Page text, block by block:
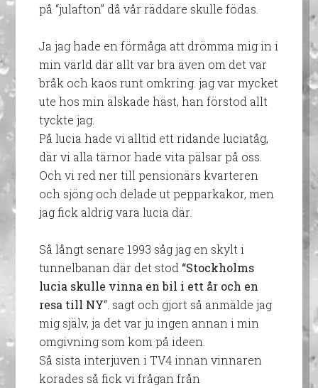
på “julafton” då vår räddare skulle födas.
Ja jag hade en förmåga att drömma mig in i
min värld där allt var bra även om det var
bråk och kaos runt omkring. jag var mycket
ute hos min älskade häst, han förstod allt
tyckte jag.
På lucia hade vi alltid ett ridande luciatåg,
där vi alla tärnor hade vita pälsar på oss.
Och vi red ner till pensionärs kvarteren
och sjöng och delade ut pepparkakor, men
jag fick aldrig vara lucia där.
Så långt senare 1993 såg jag en skylt i
tunnelbanan där det stod “Stockholms
lucia skulle vinna en bil i ett år och en
resa till NY“. sagt och gjort så anmälde jag
mig själv, ja det var ju ingen annan i min
omgivning som kom på ideen.
Så sista interjuven i TV4 innan vinnaren
korades så fick vi frågan från